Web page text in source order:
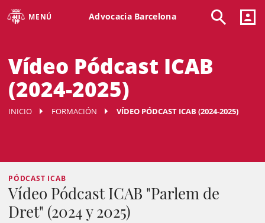
MENÚ Advocacia Barcelona
Vídeo Pódcast ICAB
(2024-2025)
INICIO FORMACIÓN VÍDEO PÓDCAST ICAB (2024-2025)
PÓDCAST ICAB
Vídeo Pódcast ICAB "Parlem de
Dret" (2024 y 2025)